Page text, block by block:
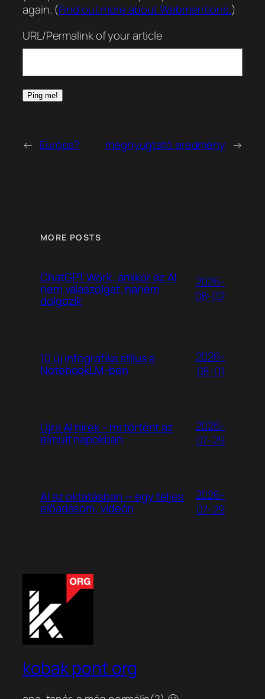
again. (Find out more about Webmentions.)
URL/Permalink of your article
← Európa? megnyugtató eredmény →
MORE POSTS
ChatGPT Work: amikor az AI
nem válaszolgat, hanem
dolgozik
2026-
08-02
10 új infografika stílus a
NotebookLM-ben
2026-
08-01
Újra AI hírek – mi történt az
elmúlt napokban
2026-
07-29
AI az oktatásban — egy teljes
előadásom, videón
2026-
07-29
kobak pont org